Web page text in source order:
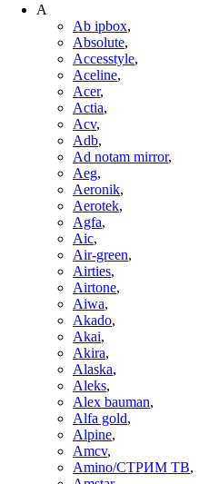
A
Ab ipbox,
Absolute,
Accesstyle,
Aceline,
Acer,
Actia,
Acv,
Adb,
Ad notam mirror,
Aeg,
Aeronik,
Aerotek,
Agfa,
Aic,
Air-green,
Airties,
Airtone,
Aiwa,
Akado,
Akai,
Akira,
Alaska,
Aleks,
Alex bauman,
Alfa gold,
Alpine,
Amcv,
Amino/СТРИМ ТВ,